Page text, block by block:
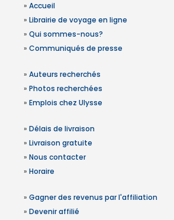
» Accueil
» Librairie de voyage en ligne
» Qui sommes-nous?
» Communiqués de presse
» Auteurs recherchés
» Photos recherchées
» Emplois chez Ulysse
» Délais de livraison
» Livraison gratuite
» Nous contacter
» Horaire
» Gagner des revenus par l'affiliation
» Devenir affilié